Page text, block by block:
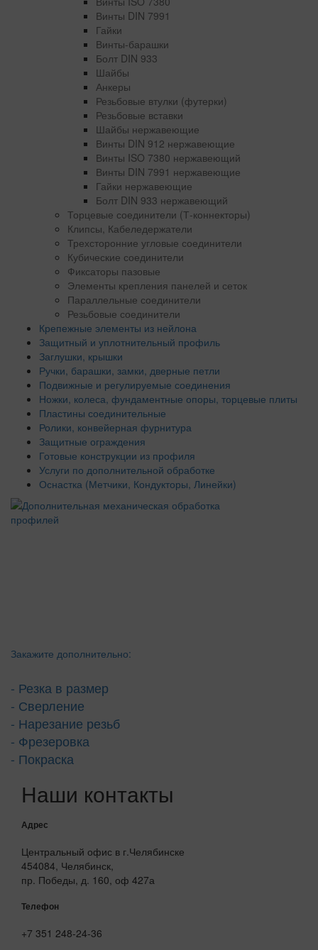
Винты DIN 7991
Гайки
Винты-барашки
Болт DIN 933
Шайбы
Анкеры
Резьбовые втулки (футерки)
Резьбовые вставки
Шайбы нержавеющие
Винты DIN 912 нержавеющие
Винты ISO 7380 нержавеющий
Винты DIN 7991 нержавеющие
Гайки нержавеющие
Болт DIN 933 нержавеющий
Торцевые соединители (Т-коннекторы)
Клипсы, Кабеледержатели
Трехсторонние угловые соединители
Кубические соединители
Фиксаторы пазовые
Элементы крепления панелей и сеток
Параллельные соединители
Резьбовые соединители
Крепежные элементы из нейлона
Защитный и уплотнительный профиль
Заглушки, крышки
Ручки, барашки, замки, дверные петли
Подвижные и регулируемые соединения
Ножки, колеса, фундаментные опоры, торцевые плиты
Пластины соединительные
Ролики, конвейерная фурнитура
Защитные ограждения
Готовые конструкции из профиля
Услуги по дополнительной обработке
Оснастка (Метчики, Кондукторы, Линейки)
Закажите дополнительно:
- Резка в размер
- Сверление
- Нарезание резьб
- Фрезеровка
- Покраска
Наши контакты
Адрес
Центральный офис в г.Челябинске
454084, Челябинск,
пр. Победы, д. 160, оф 427а
Телефон
+7 351 248-24-36